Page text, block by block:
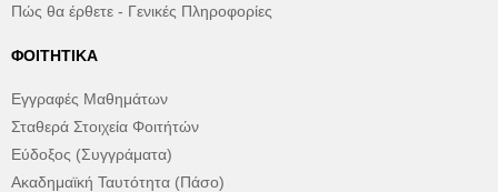
Πώς θα έρθετε - Γενικές Πληροφορίες
ΦΟΙΤΗΤΙΚΆ
Εγγραφές Μαθημάτων
Σταθερά Στοιχεία Φοιτήτών
Εύδοξος (Συγγράματα)
Ακαδημαϊκή Ταυτότητα (Πάσο)